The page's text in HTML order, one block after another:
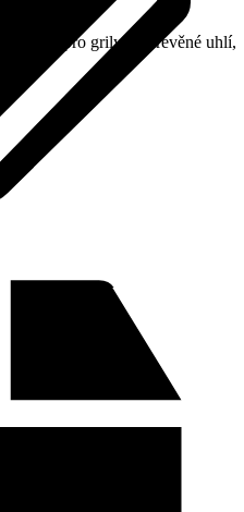
pro grily na dřevěné uhlí,